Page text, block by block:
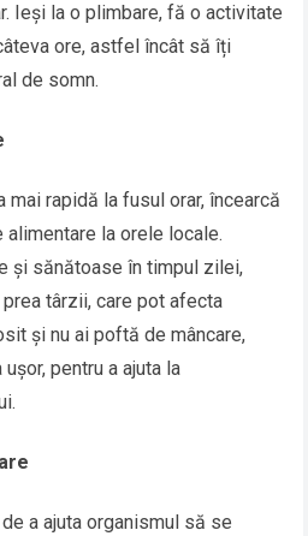
Ieși la o plimbare, fă o activitate
ore, astfel încât să îți
de somn.
mai rapidă la fusul orar, încearcă
la orele locale.
și sănătoase în timpul zilei,
târzii, care pot afecta
și nu ai poftă de mâncare,
pentru a ajuta la
a ajuta organismul să se